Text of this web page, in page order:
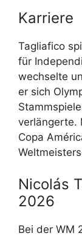
Karriere
Tagliafico
für
wechselte
er sich
verlängerte.
Copa
Nicolás
2026
Bei der WM